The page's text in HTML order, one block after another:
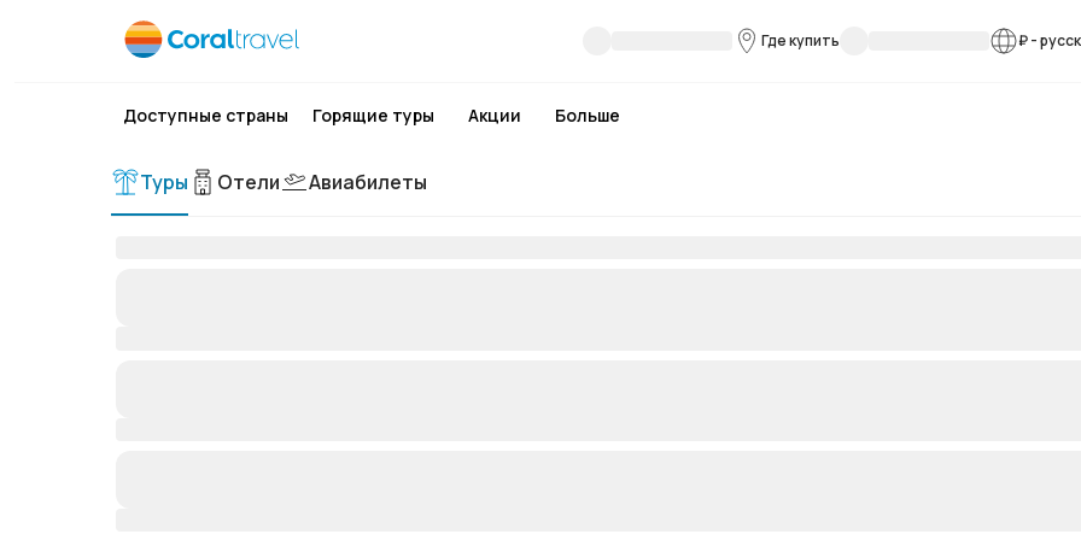
Где купить ₽-
Доступные страны Горящие туры Акции Больше
Туры Отели Авиабилеты